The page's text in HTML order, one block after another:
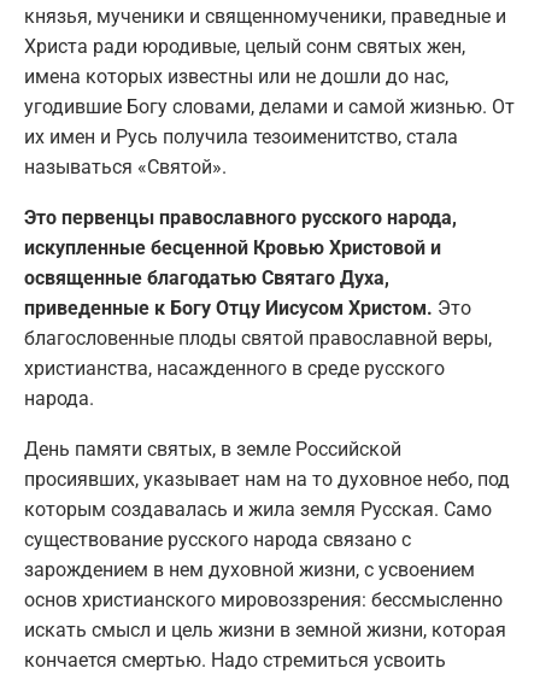
князья, мученики и священномученики, праведные и
Христа ради юродивые, целый сонм святых жен,
имена которых известны или не дошли до нас,
угодившие Богу словами, делами и самой жизнью. От
их имен и Русь получила тезоименитство, стала
называться «Святой».
Это первенцы православного русского народа,
искупленные бесценной Кровью Христовой и
освященные благодатью Святаго Духа,
приведенные к Богу Отцу Иисусом Христом. Это
благословенные плоды святой православной веры,
христианства, насажденного в среде русского
народа.
День памяти святых, в земле Российской
просиявших, указывает нам на то духовное небо, под
которым создавалась и жила земля Русская. Само
существование русского народа связано с
зарождением в нем духовной жизни, с усвоением
основ христианского мировоззрения: бессмысленно
искать смысл и цель жизни в земной жизни, которая
кончается смертью. Надо стремиться усвоить